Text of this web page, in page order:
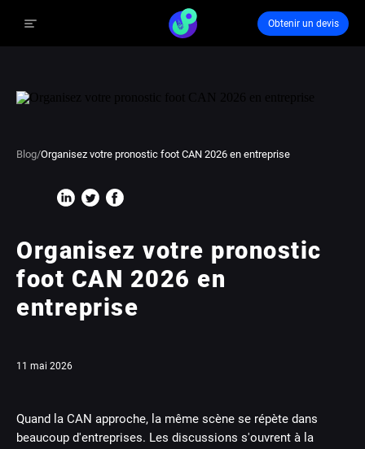
Obtenir un devis
Blog/Organisez votre pronostic foot CAN 2026 en entreprise
Organisez votre pronostic
foot CAN 2026 en
entreprise
11 mai 2026
Quand la CAN approche, la même scène se répète dans
beaucoup d'entreprises. Les discussions s'ouvrent à la